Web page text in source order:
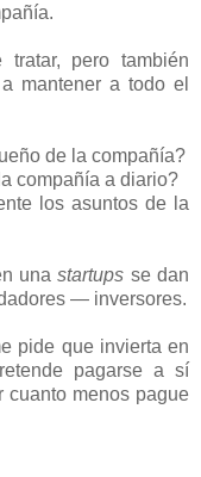
pero también
mantener a todo el
de la compañía?
compañía a diario?
los asuntos de la
unastartups se dan
— inversores.
pide que invierta en
pagarse a sí
cuanto menos pague